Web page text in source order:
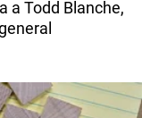
a Todd Blanche,